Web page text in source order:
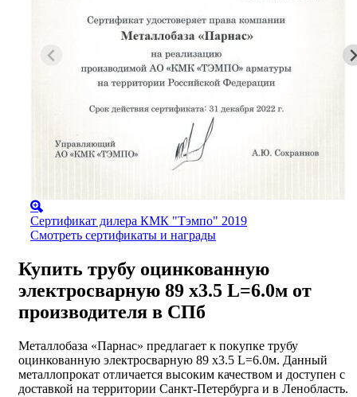
Сертификат дилера КМК "Тэмпо" 2019
Смотреть сертификаты и награды
Купить трубу оцинкованную
электросварную 89 х3.5 L=6.0м от
производителя в СПб
Металлобаза «Парнас» предлагает к покупке трубу
оцинкованную электросварную 89 х3.5 L=6.0м. Данный
металлопрокат отличается высоким качеством и доступен с
доставкой на территории Санкт-Петербурга и в Ленобласть.